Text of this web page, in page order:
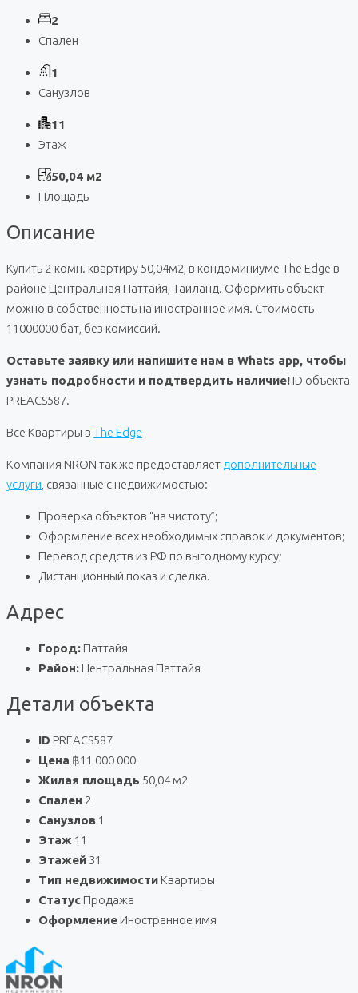
2
Спален
1
Санузлов
11
Этаж
50,04 м2
Площадь
Описание
Купить 2-комн. квартиру 50,04м2, в кондоминиуме The Edge в
районе Центральная Паттайя, Таиланд. Оформить объект
можно в собственность на иностранное имя. Стоимость
11000000 бат, без комиссий.
Оставьте заявку или напишите нам в Whats app, чтобы
узнать подробности и подтвердить наличие! ID объекта
PREACS587.
Все Квартиры в The Edge
Компания NRON так же предоставляет дополнительные
услуги , связанные с недвижимостью:
Проверка объектов “на чистоту”;
Оформление всех необходимых справок и документов;
Перевод средств из РФ по выгодному курсу;
Дистанционный показ и сделка.
Адрес
Город: Паттайя
Район: Центральная Паттайя
Детали объекта
ID PREACS587
Цена ฿11 000 000
Жилая площадь 50,04 м2
Спален 2
Санузлов 1
Этаж 11
Этажей 31
Тип недвижимости Квартиры
Статус Продажа
Оформление Иностранное имя